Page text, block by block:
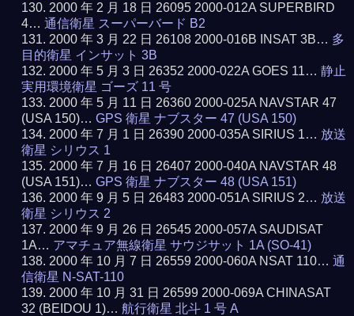
2000 年 2 月 18 日 26095 2000-012A SUPERBIRD
4…通信衛星 スーパーバード B2
2000 年 3 月 22 日 26108 2000-016B INSAT 3B… 多
目的衛星 インサット 3B
2000 年 5 月 3 日 26352 2000-022A GOES 11…静止
実用環境衛星 ゴーズ 11 号
2000 年 5 月 11 日 26360 2000-025A NAVSTAR 47
(USA 150)…GPS 衛星 ナブスター 47 (USA 150)
2000 年 7 月 1 日 26390 2000-035A SIRIUS 1… 放送
衛星 シリウス 1
2000 年 7 月 16 日 26407 2000-040A NAVSTAR 48
(USA 151)…GPS 衛星 ナブスター 48 (USA 151)
2000 年 9 月 5 日 26483 2000-051A SIRIUS 2… 放送
衛星 シリウス 2
2000 年 9 月 26 日 26545 2000-057A SAUDISAT
1A… アマチュア無線衛星 サウジサット 1A (SO-41)
2000 年 10 月 7 日 26559 2000-060A NSAT 110…通
信衛星 N-SAT-110
2000 年 10 月 31 日 26599 2000-069A CHINASAT
32 (BEIDOU 1)…航行衛星 北斗 1 号 A